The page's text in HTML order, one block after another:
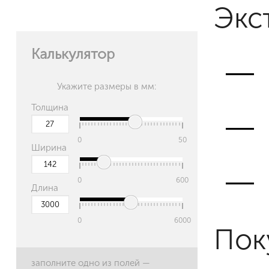
Калькулятор
Укажите размеры в мм:
Толщина
0 50
Ширина
0 600
Длина
0 6000
заполните одно из полей —